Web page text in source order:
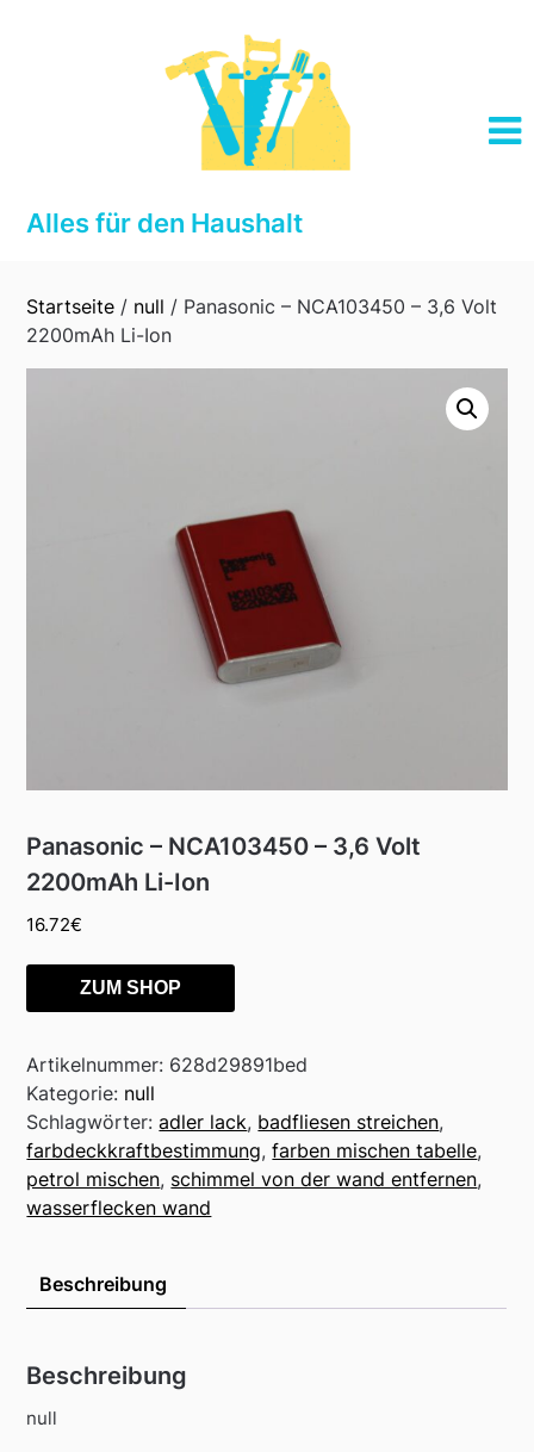
Alles für den Haushalt
Startseite / null / Panasonic – NCA103450 – 3,6 Volt
2200mAh Li-Ion
Panasonic – NCA103450 – 3,6 Volt
2200mAh Li-Ion
16.72€
ZUM SHOP
Artikelnummer: 628d29891bed
Kategorie: null
Schlagwörter:adler lack, badfliesen streichen,
farbdeckkraftbestimmung,farben mischen tabelle,
petrol mischen, schimmel von der wand entfernen,
wasserflecken wand
Beschreibung
Beschreibung
null